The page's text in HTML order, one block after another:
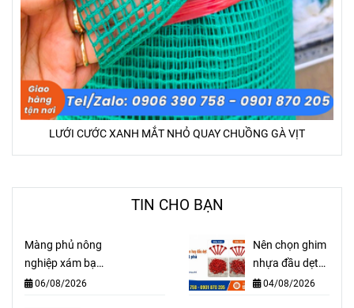
LƯỚI CƯỚC XANH MẮT NHỎ QUAY CHUỒNG GÀ VỊT
TIN CHO BẠN
Màng phủ nông
nghiệp xám bạc
20 mic giá sỉ,
06/08/2026
Nên chọn ghim
nhựa đầu dẹt
hay đầu tròn để
04/08/2026